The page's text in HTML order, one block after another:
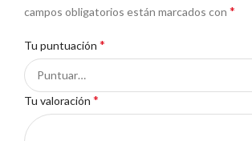
campos obligatorios están marcados con *
Tu puntuación *
Tu valoración *